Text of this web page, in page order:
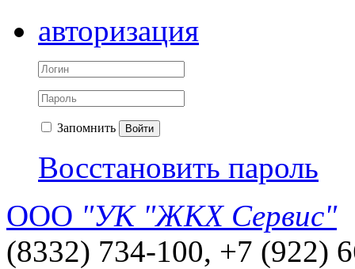
авторизация
Запомнить Войти
Восстановить пароль
ООО "УК "ЖКХ Сервис"
(8332) 734-100, +7 (922)